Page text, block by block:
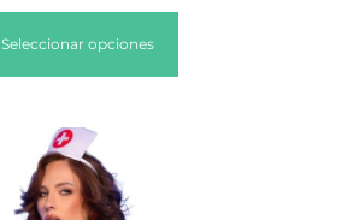
Seleccionar opciones